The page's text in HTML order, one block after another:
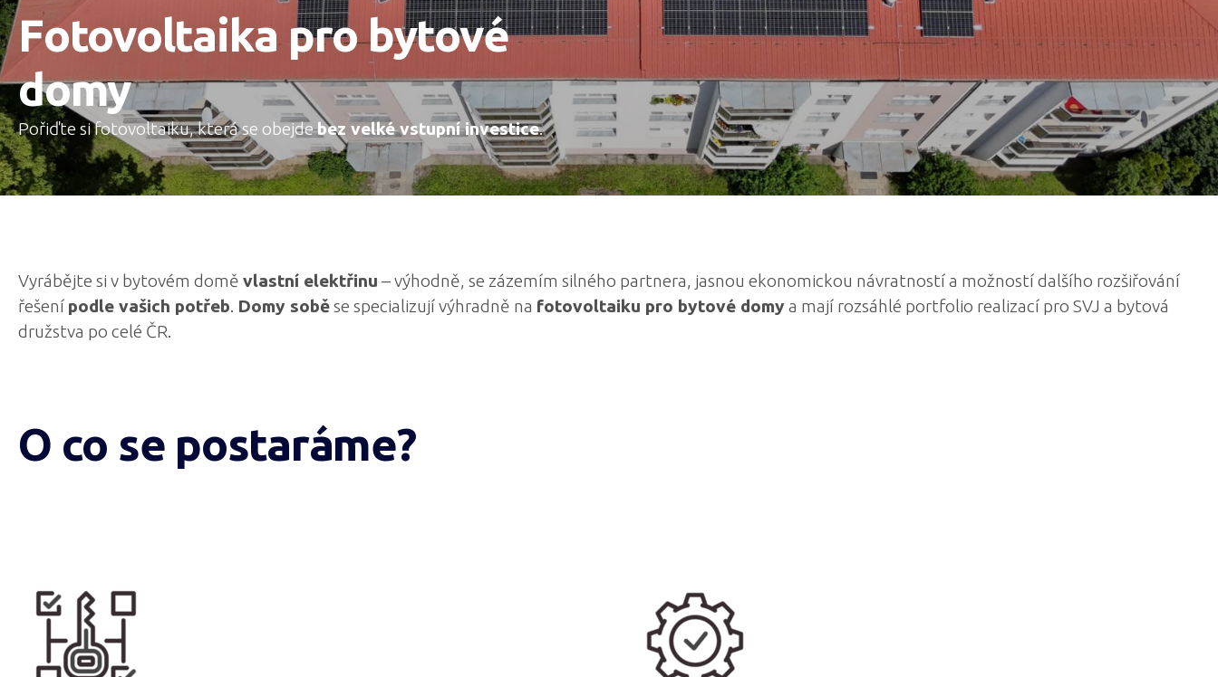
Fotovoltaika pro bytové
domy
Pořiďte si fotovoltaiku, která se obejdebez velké vstupní investice.
Vyrábějte si v bytovém domě vlastní elektřinu – výhodně, se zázemím silného partnera, jasnou ekonomickou návratností a možností dalšího rozšiřování
řešení podle vašich potřeb. Domy soběse specializují výhradně na fotovoltaiku pro bytové domya mají rozsáhlé portfolio realizací pro SVJ a bytová
družstva po celé ČR.
O co se postaráme?